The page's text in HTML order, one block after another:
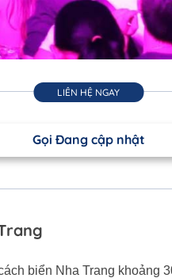
LIÊN HỆ NGAY
Gọi Đang cập nhật
biển Nha Trang khoảng